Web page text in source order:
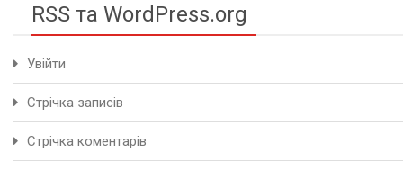
RSS та WordPress.org
Увійти
Стрічка записів
Стрічка коментарів